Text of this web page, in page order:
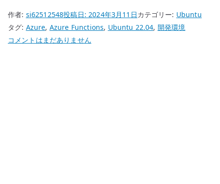
作者: si62512548投稿日:2024年3月11日カテゴリー: Ubuntu
タグ: Azure, Azure Functions, Ubuntu 22.04, 開発環境
Ubuntu
コメントはまだありません